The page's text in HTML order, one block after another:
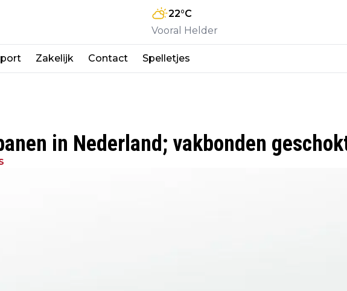
22°C
Vooral Helder
Zakelijk Contact Spelletjes
in Nederland; vakbonden